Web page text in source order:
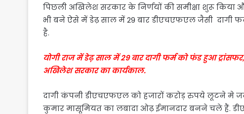
पिछली अखिलेश सरकार के निर्णयों की समीक्षा शुरू किया
भी बने ऐसे में डेढ़ साल में 29 बार डीएचएफएल जैसी दागी
है.
योगी राज में डेढ़ साल में 29 बार दागी फर्म को फंड हुआ
अखिलेश सरकार का कार्यकाल.
दागी कंपनी डीएचएफएल को हजारों करोड़ रुपये लूटने
कुमार मासूमियत का लबादा ओढ़ ईमानदार बनने चले हैं.